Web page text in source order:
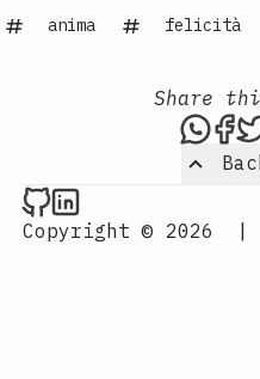
anima felicità
Share
Raval.li on Github
Raval.li on
Copyright © 2026
|